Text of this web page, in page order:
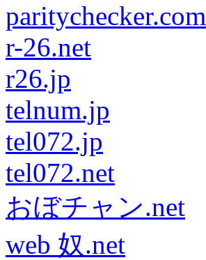
paritychecker.com
r-26.net
r26.jp
telnum.jp
tel072.jp
tel072.net
おぼチャン.net
web 奴.net